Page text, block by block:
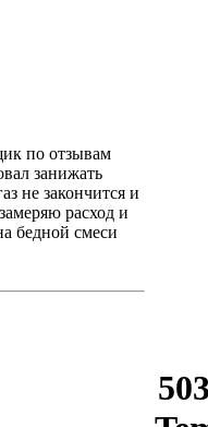
по отзывам
занижать
не закончится и
расход и
бедной смеси